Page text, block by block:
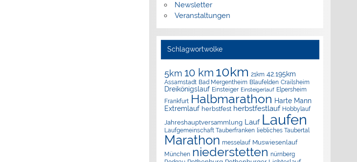
Newsletter
Veranstaltungen
Schlagwortwolke
5km 10 km 10km 21km 42.195km
Assamstadt Bad Mergentheim Blaufelden Crailsheim
Dreikönigslauf Einsteiger Einsteigerlauf Elpersheim
Frankfurt Halbmarathon Harte Mann
Extremlauf herbstfest herbstfestlauf Hobbylauf
Jahreshauptversammlung Lauf Laufen
Laufgemeinschaft Tauberfranken liebliches Taubertal
Marathon messelauf Muswiesenlauf
München niederstetten nürnberg